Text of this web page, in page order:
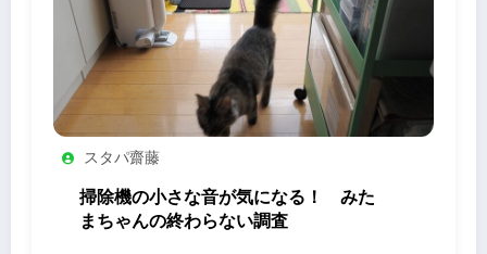
スタパ齋藤
掃除機の小さな音が気になる！ みた
まちゃんの終わらない調査